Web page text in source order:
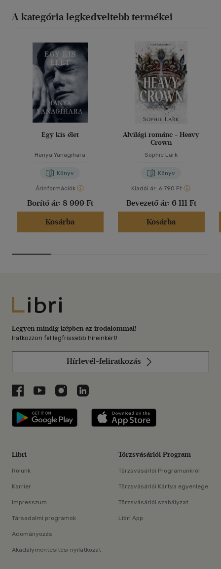
A kategória legkedveltebb termékei
Egy kis élet
Hanya Yanagihara
Könyv
Árinformációk
Borító ár: 8 999 Ft
Kosárba
Alvilági románc - Heavy
Crown
Sophie Lark
Könyv
Kiadói ár: 6 790 Ft
Bevezető ár: 6 111 Ft
Kosárba
Libri
Legyen mindig képben az irodalommal!
Iratkozzon fel legfrissebb híreinkért!
Hírlevél-feliratkozás
Libri a Facebookon
Libri a Youtube-on
Libri az Instagramon
Libri a LinkedInen
Libri applikáció Szerezd meg: Google
Libri
Rólunk
Karrier
Impresszum
Társadalmi programok
Adományozás
Akadálymentesítési nyilatkozat
Törzsvásárlói Program
Törzsvásárlói Programunkról
Törzsvásárlói Kártya egyenlege
Törzsvásárlói szabályzat
Libri App